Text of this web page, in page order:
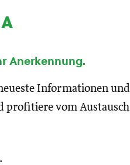
Anerkennung.
Informationen und
profitiere vom